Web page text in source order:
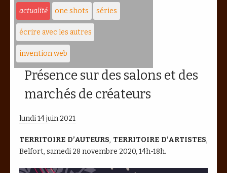
actualité one shots séries
écrire avec les autres
invention web
Présence sur des salons et des
marchés de créateurs
lundi 14 juin 2021
TERRITOIRE D’AUTEURS, TERRITOIRE D’ARTISTES,
Belfort, samedi 28 novembre 2020, 14h-18h.